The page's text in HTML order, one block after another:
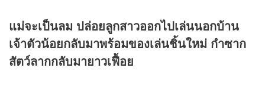
แม่จะเป็นลม ปล่อยลูกสาวออกไปเล่นนอกบ้าน
เจ้าตัวน้อยกลับมาพร้อมของเล่นชิ้นใหม่ กำซาก
สัตว์ลากกลับมายาวเฟื้อย